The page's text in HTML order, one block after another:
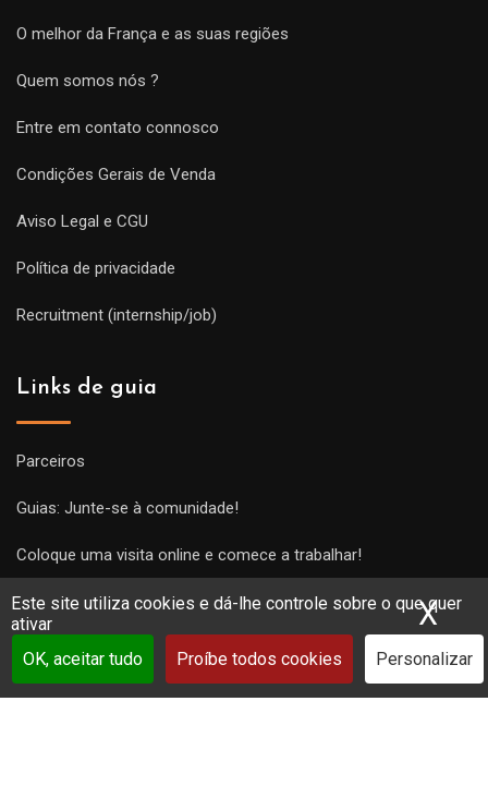
Este site utiliza cookies e dá-lhe controle sobre o que quer
ativar
OK, aceitar tudo
Proíbe todos cookies Personalizar
X
O melhor da França e as suas regiões
Quem somos nós ?
Entre em contato connosco
Condições Gerais de Venda
Aviso Legal e CGU
Política de privacidade
Recruitment (internship/job)
Links de guia
Parceiros
Guias: Junte-se à comunidade!
Coloque uma visita online e comece a trabalhar!